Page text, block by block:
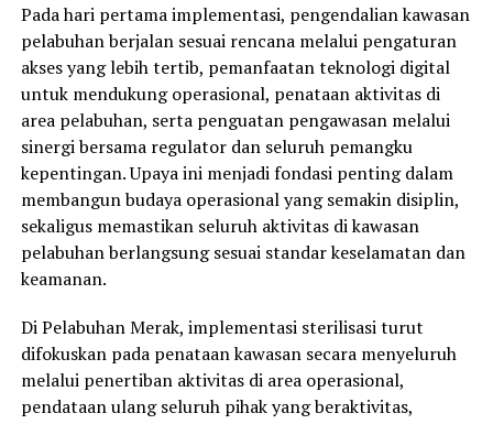
Pada hari pertama implementasi, pengendalian kawasan
pelabuhan berjalan sesuai rencana melalui pengaturan
akses yang lebih tertib, pemanfaatan teknologi digital
untuk mendukung operasional, penataan aktivitas di
area pelabuhan, serta penguatan pengawasan melalui
sinergi bersama regulator dan seluruh pemangku
kepentingan. Upaya ini menjadi fondasi penting dalam
membangun budaya operasional yang semakin disiplin,
sekaligus memastikan seluruh aktivitas di kawasan
pelabuhan berlangsung sesuai standar keselamatan dan
keamanan.
Di Pelabuhan Merak, implementasi sterilisasi turut
difokuskan pada penataan kawasan secara menyeluruh
melalui penertiban aktivitas di area operasional,
pendataan ulang seluruh pihak yang beraktivitas,